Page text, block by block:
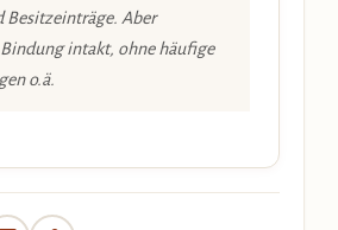
Besitzeinträge. Aber
intakt, ohne häufige
o.ä.